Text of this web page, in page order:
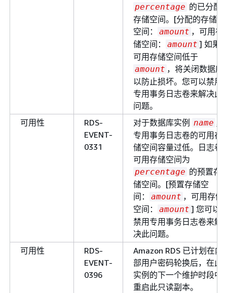
percentage 的已分配
存储空间。[分配的存储
空间：
amount ，可用存
储空间：
amount ] 如果
可用存储空间低于
amount ，将关闭数据库
以防止损坏。您可以禁用
专用事务日志卷来解决此
问题。
可用性
RDS-
EVENT-
0331
对于数据库实例 name ，
专用事务日志卷的可用存
储空间容量过低。日志卷
可用存储空间为
percentage 的预置存
储空间。[预置存储空
间：
amount ，可用存储
空间：
amount ] 您可以
禁用专用事务日志卷来解
决此问题。
可用性
RDS-
EVENT-
0396
Amazon RDS 已计划在内
部用户密码轮换后，在此
实例的下一个维护时段中
重启此只读副本。